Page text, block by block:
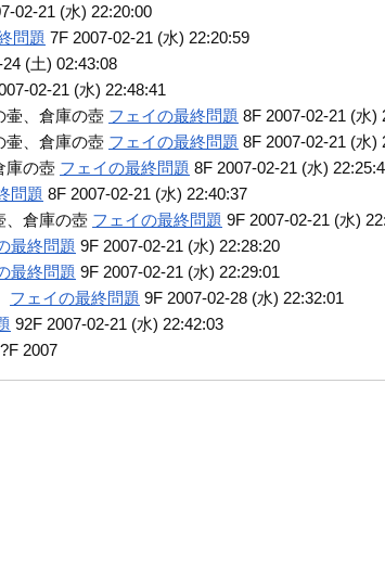
02-21 (水) 22:20:00
問題 7F 2007-02-21 (水) 22:20:59
(土) 02:43:08
02-21 (水) 22:48:41
壷、倉庫の壺 フェイの最終問題 8F 2007-02-21 (水)
壷、倉庫の壺 フェイの最終問題 8F 2007-02-21 (水)
庫の壺 フェイの最終問題 8F 2007-02-21 (水)
問題 8F 2007-02-21 (水) 22:40:37
、倉庫の壺 フェイの最終問題 9F 2007-02-21 (水)
最終問題 9F 2007-02-21 (水) 22:28:20
最終問題 9F 2007-02-21 (水) 22:29:01
フェイの最終問題 9F 2007-02-28 (水) 22:32:01
92F 2007-02-21 (水) 22:42:03
?F 2007